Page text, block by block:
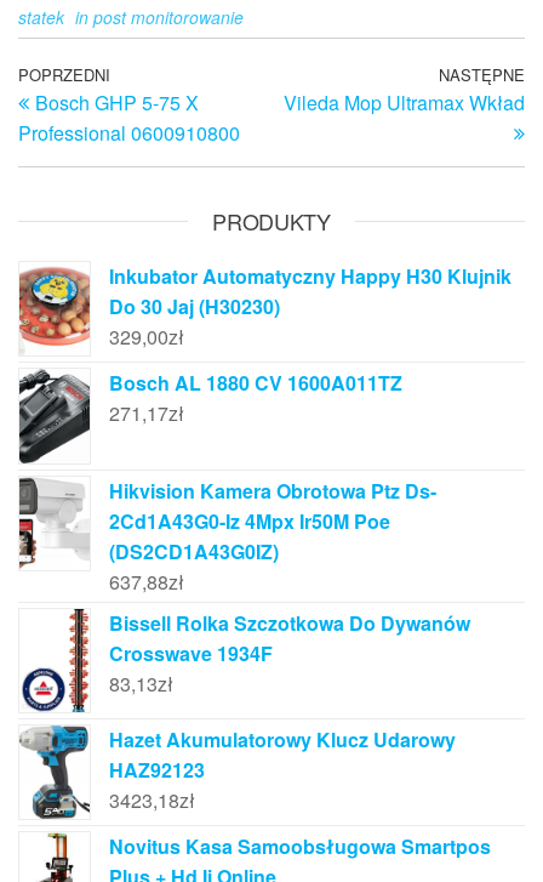
statek in post monitorowanie
Nawigacja
wpisu
Poprzedni
wpis
POPRZEDNI
Bosch GHP 5-75 X
Professional 0600910800
NASTĘPNE
Vileda Mop Ultramax Wkład
PRODUKTY
Inkubator Automatyczny Happy H30 Klujnik
Do 30 Jaj (H30230)
329,00zł
Bosch AL 1880 CV 1600A011TZ
271,17zł
Hikvision Kamera Obrotowa Ptz Ds-
2Cd1A43G0-Iz 4Mpx Ir50M Poe
(DS2CD1A43G0IZ)
637,88zł
Bissell Rolka Szczotkowa Do Dywanów
Crosswave 1934F
83,13zł
Hazet Akumulatorowy Klucz Udarowy
HAZ92123
3423,18zł
Novitus Kasa Samoobsługowa Smartpos